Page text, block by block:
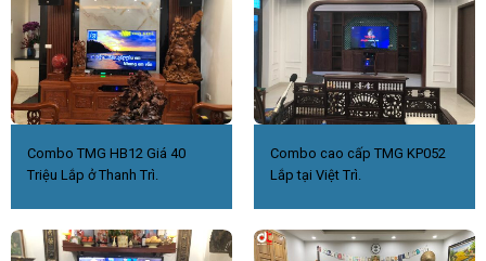
Combo TMG HB12 Giá 40
Triệu Lắp ở Thanh Trì.
Combo cao cấp TMG KP052
Lắp tại Việt Trì.